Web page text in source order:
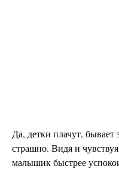
Да, детки плачут,
страшно. Видя и
малышик быстрее